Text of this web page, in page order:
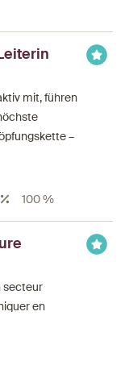
mit, führen
–
100 %
secteur
en